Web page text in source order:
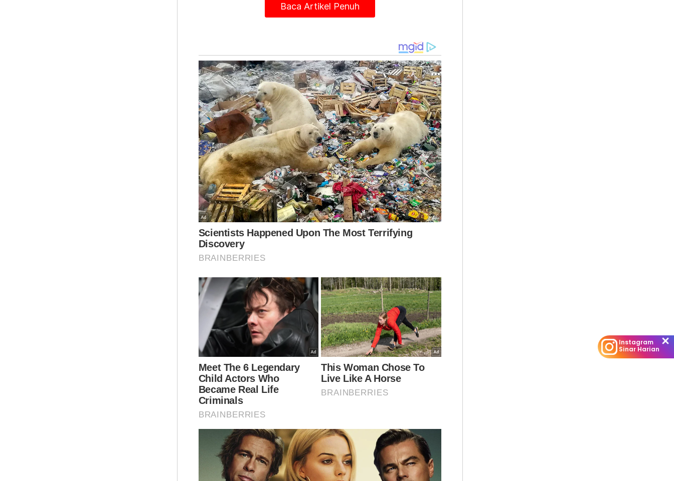
Pasukan bomba mengeluarkan mangsa yang tersepit di tempat duduk
dalam kemalangan melibatkan lori dan kereta di Lebuh AMJ, Melaka
pada Jumaat.
“Rempuhan itu menyebabkan kedua-dua mangsa
tersepit dan alami cedera parah di bahagian muka,
badan serta kaki sebelum disahkan meninggal
dunia di lokasi kejadian,” katanya.
Menurut beliau, siasatan awal di lokasi telah
menemui kesan brek sejauh 45 meter dan kes
disiasat mengikut Seksyen 41(1) Akta
Pengangkutan Jalan 1987.
sebarang kecederaan dan ujian air kencing yang
dilakukan terhadapnya didapati negatif dadah selain
sampel darah turut diambil untuk ujian alkohol.
“Rakaman kamera litar tertutup (CCTV) di kilang
berhampiran akan diperoleh bagi membantu
siasatan lanjut dan kenderaan yang terlibat turut
ditahan untuk pemeriksaan Pusat Pemeriksaan
Kenderaan Berkomputer (Puspakom),” ujarnya.
Pegawai JPJ maut gagal elak lori ais terbalik
Lori tersangkut di terowong akibat pemandu gagal
patuh had ketinggian
Pemandu pitam, lori balak terbabas rempuh kereta,
pagar sekolah
Lori muatan kayu terbalik hempap kereta
Baca Artikel Penuh
Instagram
Sinar Harian